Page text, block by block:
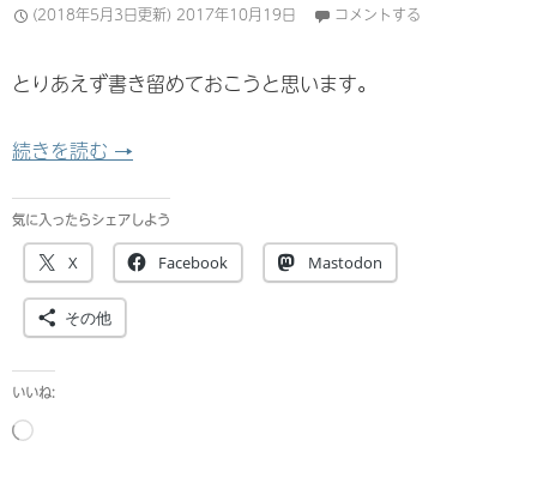
(2018年5月3日更新) 2017年10月19日 コメントする
とりあえず書き留めておこうと思います。
続きを読む ずっとドコモ割プラスは結局どうなのか
→
気に入ったらシェアしよう
X Facebook Mastodon
その他
いいね:
読